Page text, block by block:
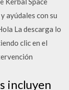
ayúdales con su
La descarga lo
clic en el
incluyen